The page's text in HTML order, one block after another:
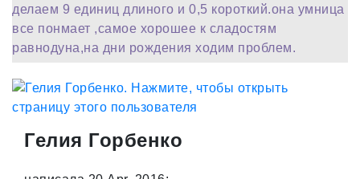
делаем 9 единиц длиного и 0,5 короткий.она умница
все понмает ,самое хорошее к сладостям
равнодуна,на дни рождения ходим проблем.
Гелия Горбенко